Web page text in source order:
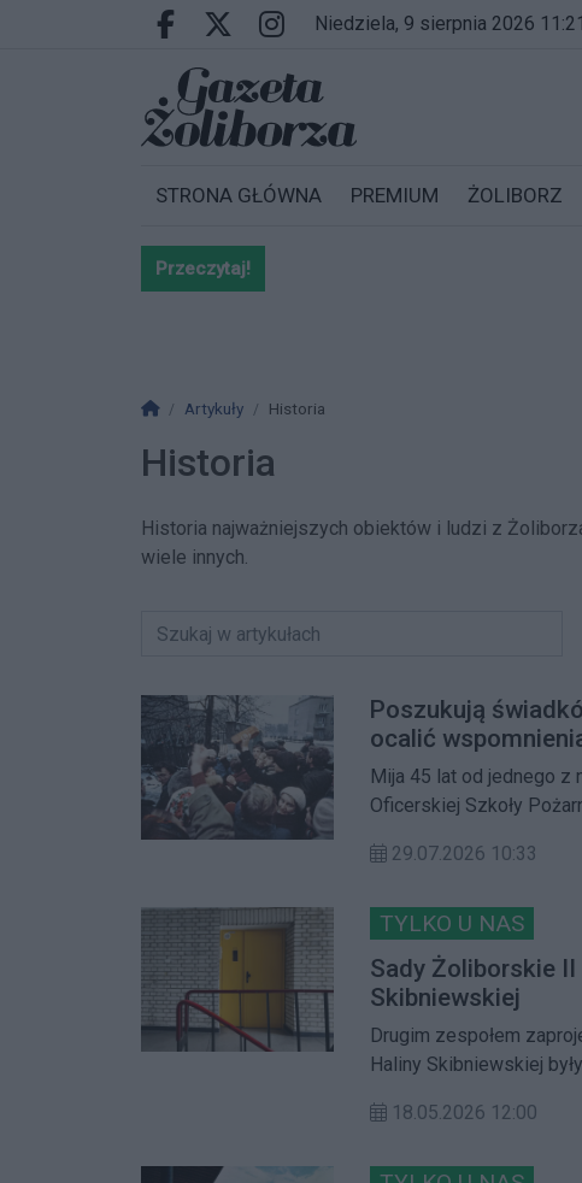
Przejdź do głównych treści
Przejdź do wyszukiwarki
Przejdź do głównego menu
Facebook.com
X.comInstagram.com
niedziela, 9 sierpnia 2026 11:21
STRONA GŁÓWNA PREMIUM ŻOLIBORZ
Przeczytaj!
Strona główna
Artykuły Historia
Historia
Historia najważniejszych obiektów i ludzi z
wiele innych.
Poszukują
ocalić
Mija 45 lat od jednego
Oficerskiej Szkoły
podchorążych z
pamiętają tamte dni,
29.07.2026 10:33
TYLKO U NAS
Sady Żoliborskie
Skibniewskiej
Drugim zespołem
Haliny Skibniewskiej
1965 r. jeden z tych
18.05.2026 12:00